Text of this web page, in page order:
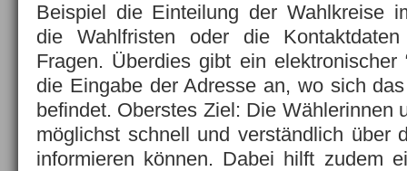
Beispiel die Einteilung der Wahlkreise
die Wahlfristen oder die
Fragen. Überdies gibt ein elektronischer
die Eingabe der Adresse an, wo sich
befindet. Oberstes Ziel: Die Wählerinnen
möglichst schnell und verständlich über
informieren können. Dabei hilft zudem